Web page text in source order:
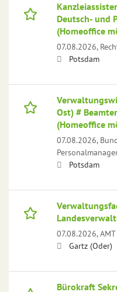
Deutsch- und
(Homeoffice
07.08.2026,
Potsdam
Ost) #
(Homeoffice
07.08.2026,
Potsdam
07.08.2026,AMT
Gartz (Oder)
Bürokraft